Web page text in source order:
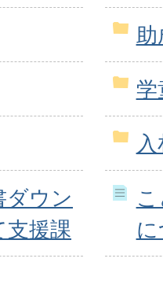
助
学
ダウン
支援課